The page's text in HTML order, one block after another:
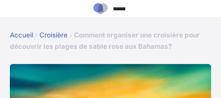
Accueil › Croisière › Comment organiser une croisière pour
découvrir les plages de sable rose aux Bahamas?